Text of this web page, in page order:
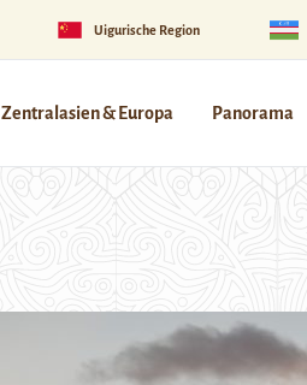
Uigurische Region
Zentralasien & Europa Panorama